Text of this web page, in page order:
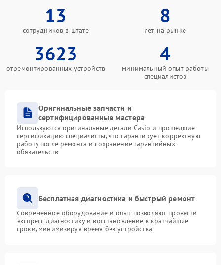
13
сотрудников в штате
8
лет на рынке
3623
отремонтированных устройств
4
минимальный опыт работы
специалистов
Оригинальные запчасти и
сертифицированные мастера
Используются оригинальные детали Casio и прошедшие
сертификацию специалисты, что гарантирует корректную
работу после ремонта и сохранение гарантийных
обязательств
Бесплатная диагностика и быстрый ремонт
Современное оборудование и опыт позволяют провести
экспресс-диагностику и восстановление в кратчайшие
сроки, минимизируя время без устройства